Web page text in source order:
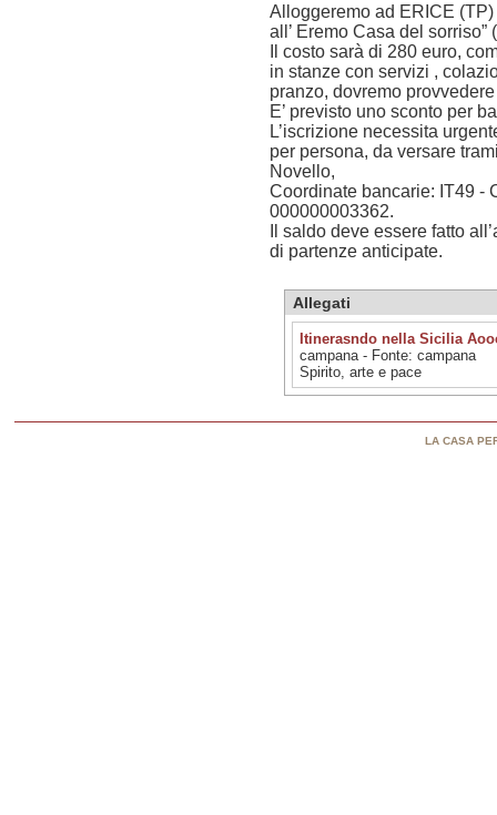
Alloggeremo ad ERICE (TP)
all’ Eremo Casa del
Il costo sarà di 280 euro,
in stanze con servizi ,
pranzo, dovremo
E’ previsto uno sconto per
L’iscrizione necessita
per persona, da versare
Novello,
Coordinate bancarie: IT49 -
000000003362.
Il saldo deve essere fatto
di partenze anticipate.
Allegati
Itinerasndo nella Sicilia
campana - Fonte: campana
Spirito, arte e pace
LA CASA